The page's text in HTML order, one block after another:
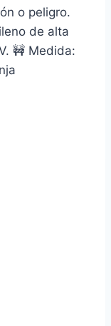
o peligro.
de alta
🚧 Medida: